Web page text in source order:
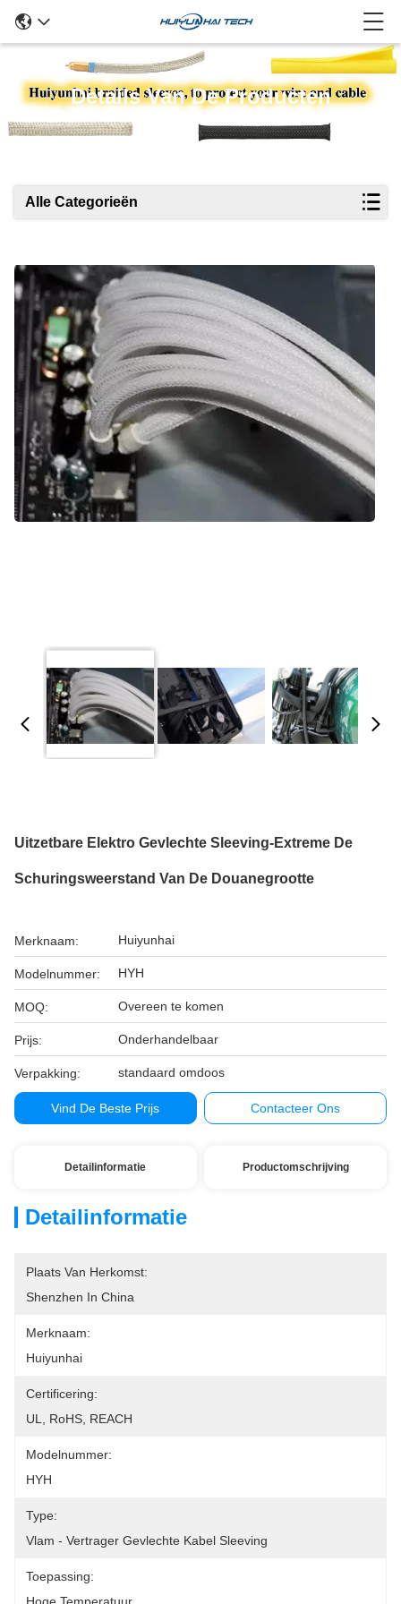
Details Van De Producten
Alle Categorieën
Uitzetbare Elektro Gevlechte Sleeving-Extreme De
Schuringsweerstand Van De Douanegrootte
Merknaam: Huiyunhai
Modelnummer: HYH
MOQ: Overeen te komen
Prijs: Onderhandelbaar
Verpakking: standaard omdoos
Vind De Beste Prijs Contacteer Ons
Detailinformatie Productomschrijving
Detailinformatie
Plaats Van Herkomst:
Shenzhen In China
Merknaam:
Huiyunhai
Certificering:
UL, RoHS, REACH
Modelnummer:
HYH
Type:
Vlam - Vertrager Gevlechte Kabel Sleeving
Toepassing: